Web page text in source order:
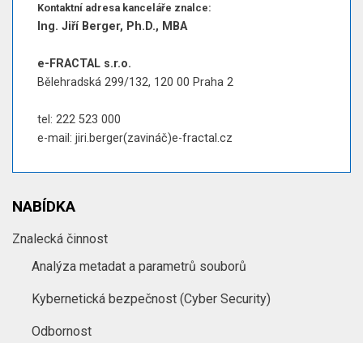
Kontaktní adresa kanceláře znalce:
Ing. Jiří Berger, Ph.D., MBA
e-FRACTAL s.r.o.
Bělehradská 299/132, 120 00 Praha 2
tel: 222 523 000
e-mail: jiri.berger(zavináč)e-fractal.cz
NABÍDKA
Znalecká činnost
Analýza metadat a parametrů souborů
Kybernetická bezpečnost (Cyber Security)
Odbornost